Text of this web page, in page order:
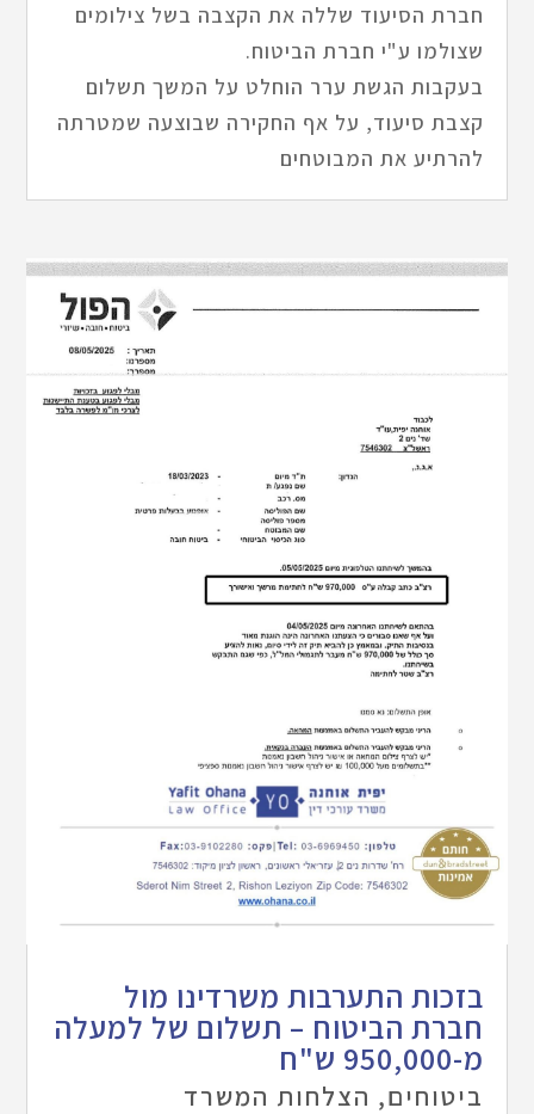
חברת הסיעוד שללה את הקצבה בשל צילומים
שצולמו ע"י חברת הביטוח.
בעקבות הגשת ערר הוחלט על המשך תשלום
קצבת סיעוד, על אף החקירה שבוצעה שמטרתה
להרתיע את המבוטחים
בזכות התערבות משרדינו מול
חברת הביטוח – תשלום של למעלה
מ-950,000 ש"ח
ביטוחים, הצלחות המשרד